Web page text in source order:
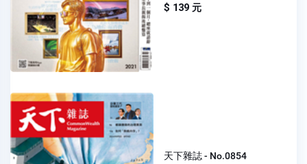
$ 139 元
天下雜誌 - No.0854